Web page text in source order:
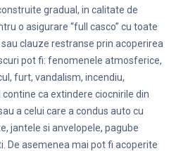
gradual, in calitate de
o asigurare “full casco” cu toate
clauze restranse prin acoperirea
pot fi: fenomenele atmosferice,
furt, vandalism, incendiu,
ca extindere ciocnirile din
a celui care a condus auto cu
jantele si anvelopele, pagube
De asemenea mai pot fi acoperite